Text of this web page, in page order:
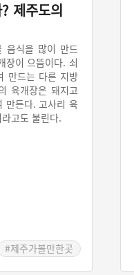
제주도의
음식을 많이 만드
장이 으뜸이다. 쇠
만드는 다른 지방
육개장은 돼지고
만든다. 고사리 육
고도 불린다.
#제주가볼만한곳